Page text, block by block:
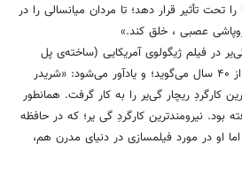
تحت تأثیر قرار دهد؛ تا مردان میانسالی را در
عصبی ، خلق کند.»
در فیلم ژیگولوی آمریکایی (ساخته‌ی پل
شریدر) از همکاری این دو، پس از ۴۰ سال می‌گوید؛ و یادآور می‌شود: «شریدر
کارگردِ ریچار گی‌یر را به کار گرفت. همانطور
بود. نیرومندترین کارگردِ گی یر؛ که در حافظه
او در مورد فیلمسازی در دنیای مدرن هم،